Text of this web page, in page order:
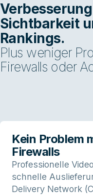
Sichtbarkeit
Rankings.
Plus weniger
Firewalls oder
Kein Problem
Firewalls
Professionelle
schnelle
Delivery Network